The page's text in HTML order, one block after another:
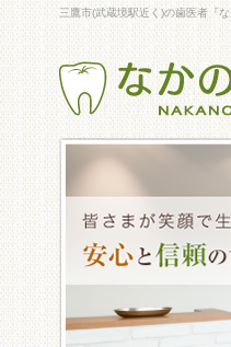
三鷹市(武蔵境駅近く)の歯医者『